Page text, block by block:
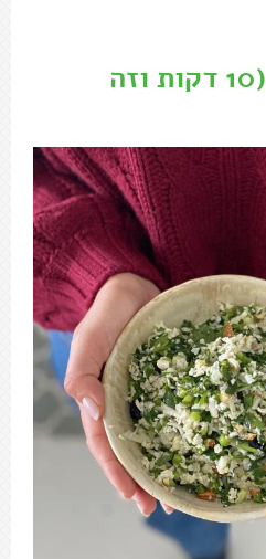
טאבולה כרובית (10 דקות וזה